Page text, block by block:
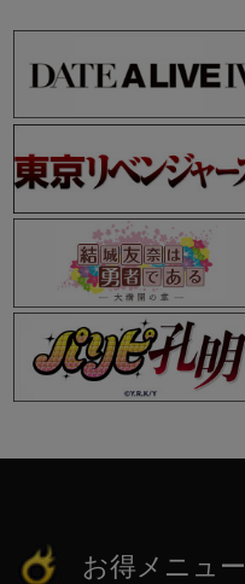
お得メニュー